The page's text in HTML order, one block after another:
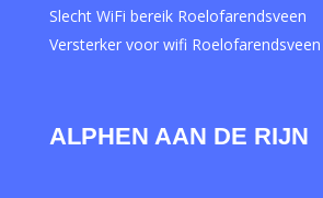
Slecht WiFi bereik Roelofarendsveen
Versterker voor wifi Roelofarendsveen
ALPHEN AAN DE RIJN